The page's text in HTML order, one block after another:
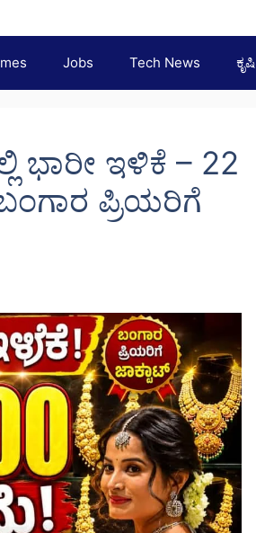
Jobs Tech News ಕೃಷಿ
ಭಾರೀ ಇಳಿಕೆ – 22
ಬಂಗಾರ ಪ್ರಿಯರಿಗೆ